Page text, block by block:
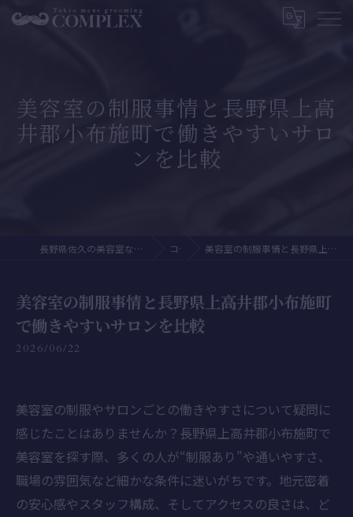
美容室の制服事情と長野県上高
井郡小布施町で働きやすいサロ
ンを比較
長野県佐久の美容室ならTokyo mens grooming Complex コラム 美容室の制服事情と長野県上高井郡小布施町で働きやすいサロンを比較
美容室の制服事情と長野県上高井郡小布施町
で働きやすいサロンを比較
2026/06/22
美容室の制服やサロンごとの働きやすさについて疑問に
感じたことはありませんか？長野県上高井郡小布施町で
美容室を探す際、多くの人が“制服あり”や通いやすさ、
職場の雰囲気など細かな条件に迷いがちです。地元密着
の安心感やスタッフ構成、そしてアクセスの良さは、ど